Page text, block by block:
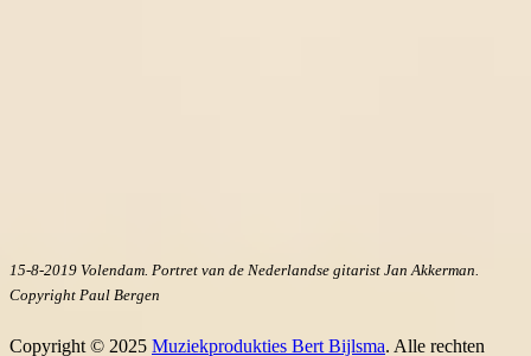
15-8-2019 Volendam. Portret van de Nederlandse gitarist Jan Akkerman.
Copyright Paul Bergen
Copyright © 2025 Muziekprodukties Bert Bijlsma. Alle rechten